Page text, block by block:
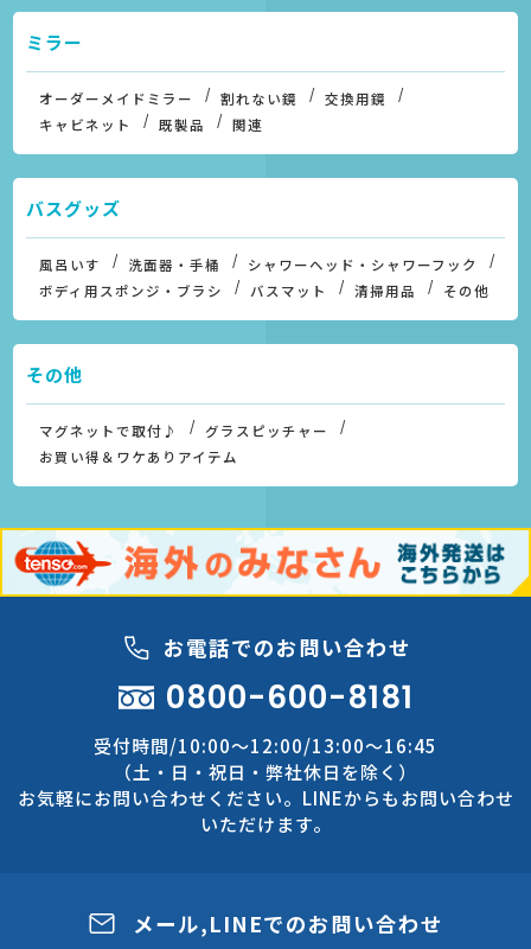
ミラー
オーダーメイドミラー 割れない鏡
交換用鏡
キャビネット
既製品 関連
バスグッズ
風呂いす 洗面器・手桶
シャワーヘッド・シャワーフック
ボディ用スポンジ・ブラシ
バスマット 清掃用品 その他
その他
マグネットで取付♪
グラスピッチャー
お買い得＆ワケありアイテム
お電話でのお問い合わせ
0800-600-8181
受付時間/10:00～12:00/13:00～16:45
（土・日・祝日・弊社休日を除く）
お気軽にお問い合わせください。LINEからもお問い合わせ
いただけます。
メール,LINEでのお問い合わせ